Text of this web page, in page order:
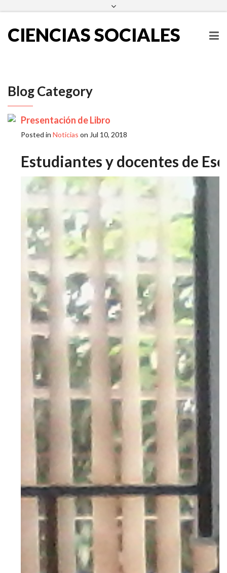
escueladecienciassociales@ues.edu.sv
CIENCIAS SOCIALES
Blog Category
Presentación de Libro
Posted in Noticias on Jul 10, 2018
Estudiantes y docentes de